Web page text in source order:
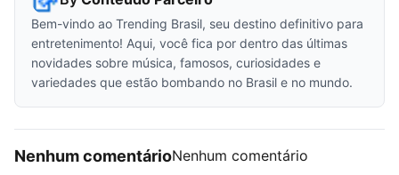
Bem-vindo ao Trending Brasil, seu destino definitivo para
entretenimento! Aqui, você fica por dentro das últimas
novidades sobre música, famosos, curiosidades e
variedades que estão bombando no Brasil e no mundo.
Nenhum comentárioNenhum comentário